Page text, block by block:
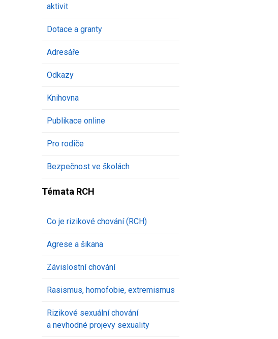
aktivit
Dotace a granty
Adresáře
Odkazy
Knihovna
Publikace online
Pro rodiče
Bezpečnost ve školách
Témata RCH
Co je rizikové chování (RCH)
Agrese a šikana
Závislostní chování
Rasismus, homofobie, extremismus
Rizikové sexuální chování
a nevhodné projevy sexuality